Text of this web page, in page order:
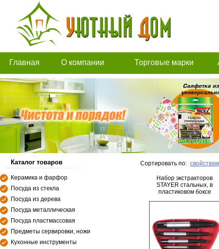
Главная О компании Торговые марки
Каталог товаров
Керамика и фарфор
Посуда из стекла
Посуда из дерева
Посуда металлическая
Посуда пластмассовая
Предметы сервировки, ножи
Кухонные инструменты
Сортировать по: свойствам
Набор экстракторов
STAYER стальных, в
пластиковом боксе